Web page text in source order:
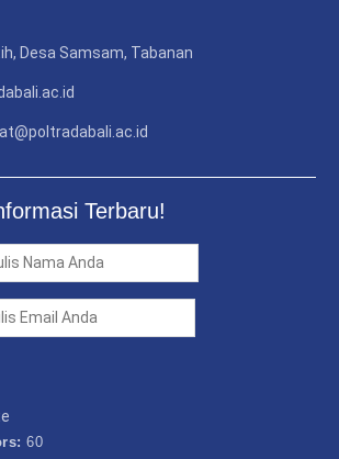
Desa Samsam, Tabanan
Terbaru!
60